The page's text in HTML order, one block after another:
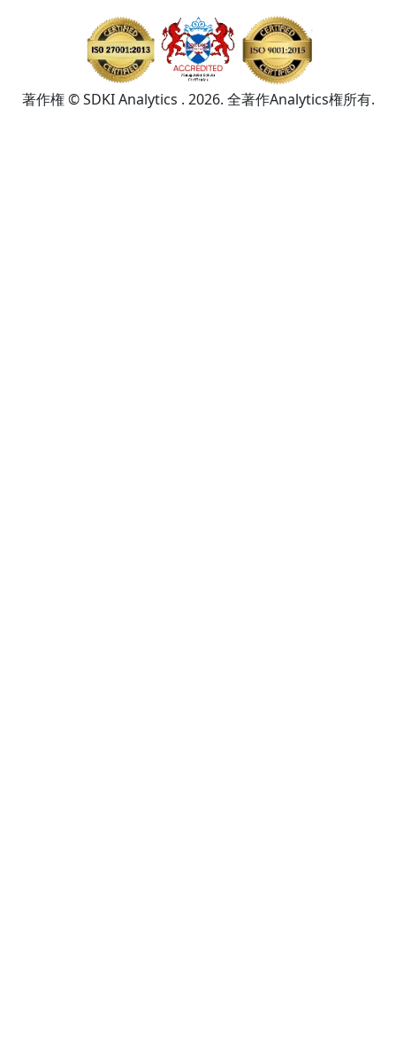
著作権 © SDKI Analytics . 2026. 全著作Analytics権所有.